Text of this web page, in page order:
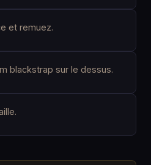
et remuez.
blackstrap sur le dessus.